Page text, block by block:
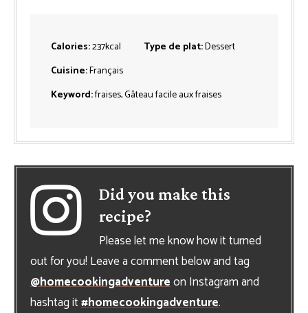
Calories:237kcal Type de plat:Dessert
Cuisine:Français
Keyword:fraises, Gâteau facile aux fraises
Did you make this
recipe?
Please let me know how it turned
out for you! Leave a comment below and tag
@homecookingadventureon Instagram and
hashtag it#homecookingadventure.